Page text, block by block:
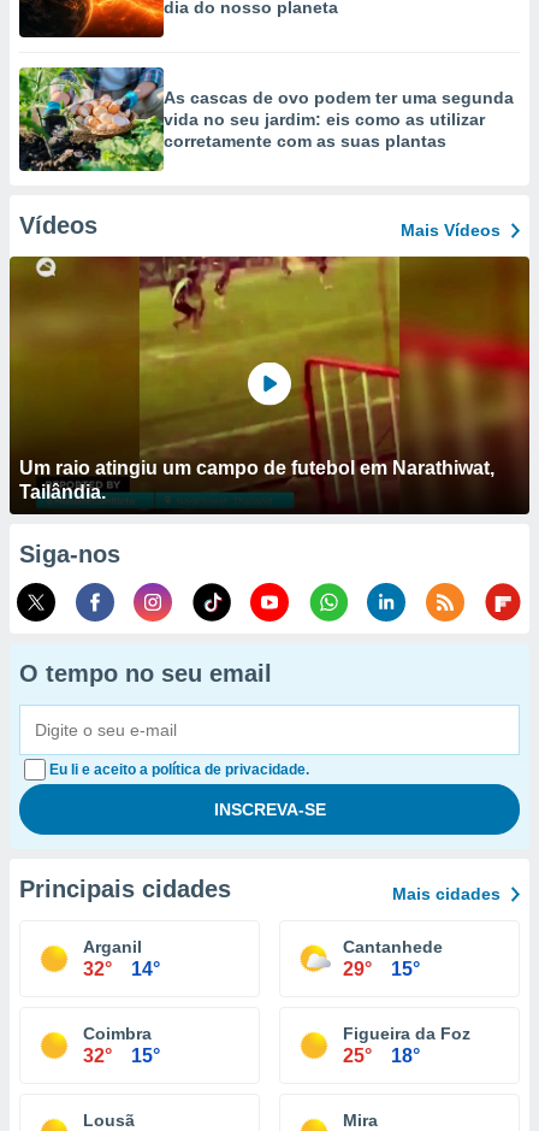
dia do nosso planeta
As cascas de ovo podem ter uma segunda
vida no seu jardim: eis como as utilizar
corretamente com as suas plantas
Vídeos Mais Vídeos
Um raio atingiu um campo de futebol em Narathiwat,
Tailândia.
Siga-nos
O tempo no seu email
Eu li e aceito a política de privacidade.
Principais cidades Mais cidades
Arganil
32° 14°
Cantanhede
29° 15°
Coimbra
32° 15°
Figueira da Foz
25° 18°
Lousã Mira